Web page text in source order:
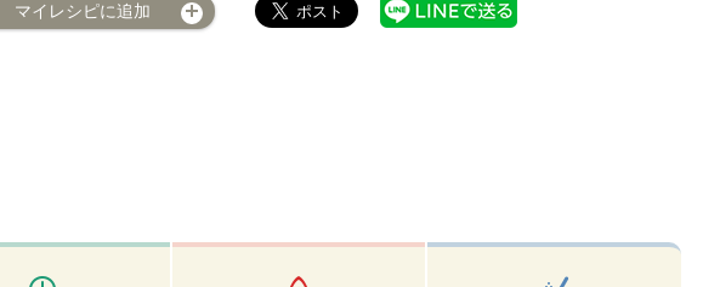
マイレシピに追加